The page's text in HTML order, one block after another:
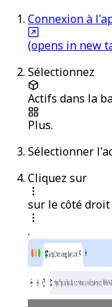
Connexion à
(opens in new
Sélectionnez
Actifs dans la
Plus.
Sélectionner
Cliquez sur
sur le côté
.